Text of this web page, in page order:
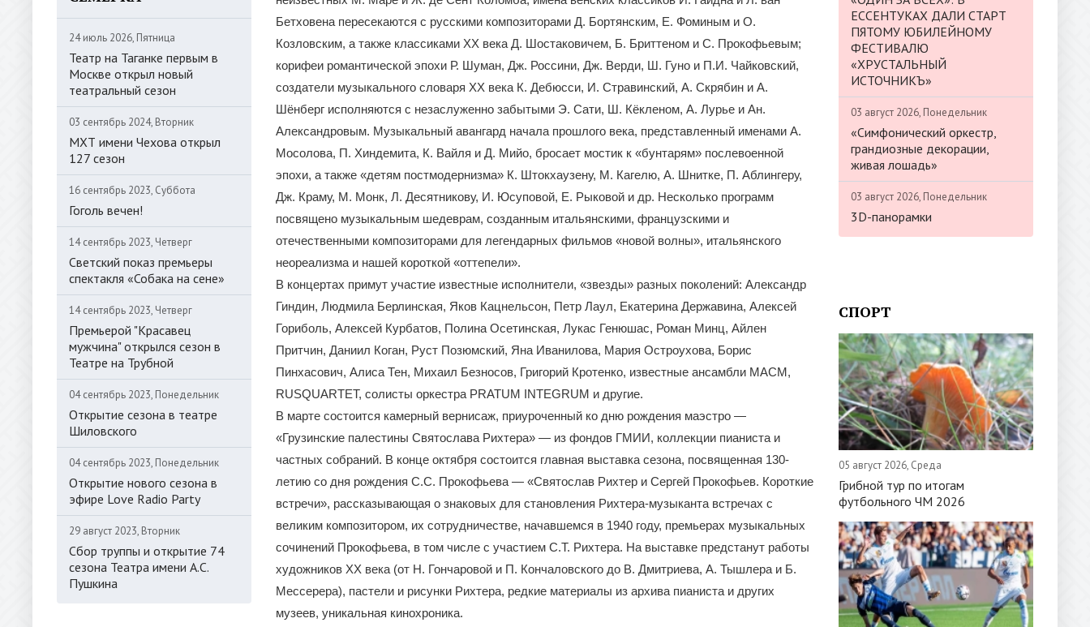
24 июль 2026, Пятница
Театр на Таганке первым в
Москве открыл новый
театральный сезон
03 сентябрь 2024, Вторник
МХТ имени Чехова открыл
127 сезон
16 сентябрь 2023, Суббота
Гоголь вечен!
14 сентябрь 2023, Четверг
Светский показ премьеры
спектакля «Собака на сене»
14 сентябрь 2023, Четверг
Премьерой "Красавец
мужчина" открылся сезон в
Театре на Трубной
04 сентябрь 2023, Понедельник
Открытие сезона в театре
Шиловского
04 сентябрь 2023, Понедельник
Открытие нового сезона в
эфире Love Radio Party
29 август 2023, Вторник
Сбор труппы и открытие 74
сезона Театра имени А.С.
Пушкина
Бетховена пересекаются с русскими композиторами Д. Бортянским, Е. Фоминым и О.
Козловским, а также классиками XX века Д. Шостаковичем, Б. Бриттеном и С. Прокофьевым;
корифеи романтической эпохи Р. Шуман, Дж. Россини, Дж. Верди, Ш. Гуно и П.И. Чайковский,
создатели музыкального словаря XX века К. Дебюсси, И. Стравинский, А. Скрябин и А.
Шёнберг исполняются с незаслуженно забытыми Э. Сати, Ш. Кёкленом, А. Лурье и Ан.
Александровым. Музыкальный авангард начала прошлого века, представленный именами А.
Мосолова, П. Хиндемита, К. Вайля и Д. Мийо, бросает мостик к «бунтарям» послевоенной
эпохи, а также «детям постмодернизма» К. Штокхаузену, М. Кагелю, А. Шнитке, П. Аблингеру,
Дж. Краму, М. Монк, Л. Десятникову, И. Юсуповой, Е. Рыковой и др. Несколько программ
посвящено музыкальным шедеврам, созданным итальянскими, французскими и
отечественными композиторами для легендарных фильмов «новой волны», итальянского
неореализма и нашей короткой «оттепели».
В концертах примут участие известные исполнители, «звезды» разных поколений: Александр
Гиндин, Людмила Берлинская, Яков Кацнельсон, Петр Лаул, Екатерина Державина, Алексей
Гориболь, Алексей Курбатов, Полина Осетинская, Лукас Генюшас, Роман Минц, Айлен
Притчин, Даниил Коган, Руст Позюмский, Яна Иванилова, Мария Остроухова, Борис
Пинхасович, Алиса Тен, Михаил Безносов, Григорий Кротенко, известные ансамбли МАСМ,
RUSQUARTET, солисты оркестра PRATUM INTEGRUM и другие.
В марте состоится камерный вернисаж, приуроченный ко дню рождения маэстро —
«Грузинские палестины Святослава Рихтера» — из фондов ГМИИ, коллекции пианиста и
частных собраний. В конце октября состоится главная выставка сезона, посвященная 130-
летию со дня рождения С.С. Прокофьева — «Святослав Рихтер и Сергей Прокофьев. Короткие
встречи», рассказывающая о знаковых для становления Рихтера-музыканта встречах с
великим композитором, их сотрудничестве, начавшемся в 1940 году, премьерах музыкальных
сочинений Прокофьева, в том числе с участием С.Т. Рихтера. На выставке предстанут работы
художников XX века (от Н. Гончаровой и П. Кончаловского до В. Дмитриева, А. Тышлера и Б.
Мессерера), пастели и рисунки Рихтера, редкие материалы из архива пианиста и других
музеев, уникальная кинохроника.
ЕССЕНТУКАХ ДАЛИ СТАРТ
ПЯТОМУ ЮБИЛЕЙНОМУ
ФЕСТИВАЛЮ
«ХРУСТАЛЬНЫЙ
ИСТОЧНИКЪ»
03 август 2026, Понедельник
«Симфонический оркестр,
грандиозные декорации,
живая лошадь»
03 август 2026, Понедельник
3D-панорамки
СПОРТ
05 август 2026, Среда
Грибной тур по итогам
футбольного ЧМ 2026